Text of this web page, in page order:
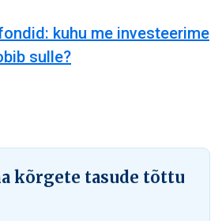
kuhu me investeerime
sulle?
kõrgete tasude tõttu